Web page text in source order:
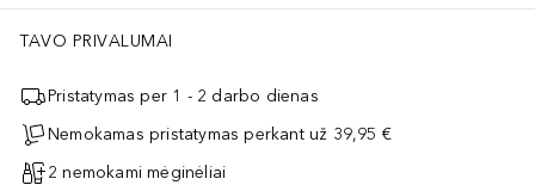
TAVO PRIVALUMAI
Pristatymas per 1 - 2 darbo dienas
Nemokamas pristatymas perkant už 39,95 €
2 nemokami mėginėliai